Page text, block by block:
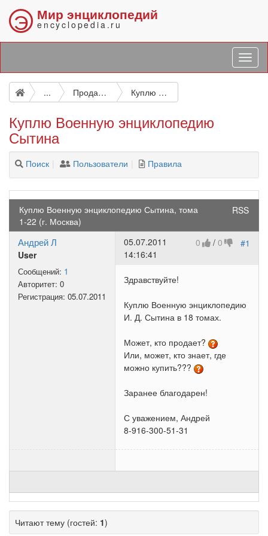
Э Мир энциклопедий
encyclopedia.ru
... Продажа энциклопедий Куплю Военную энциклопедию Сытина
Куплю Военную энциклопедию
Сытина
Поиск Пользователи Правила
RSS
Куплю Военную энциклопедию Сытина, тома
1-22 (г. Москва)
Андрей Л
User
Сообщений: 1
Авторитет: 0
Регистрация: 05.07.2011
#1
0 / 0
05.07.2011
14:16:41
Здравствуйте!
Куплю Военную энциклопедию
И. Д. Сытина в 18 томах.
Может, кто продает?
Или, может, кто знает, где
можно купить???
Заранее благодарен!
С уважением, Андрей
8-916-300-51-31
Читают тему (гостей: 1)